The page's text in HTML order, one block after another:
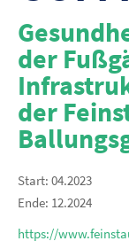
der
der
Start: 04.2023
Ende: 12.2024
https://